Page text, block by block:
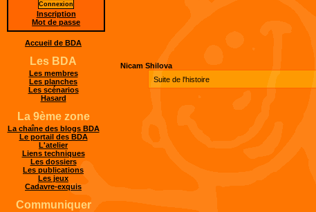
Nicam Shilova
Suite de l'histoire
Inscription
Mot de passe
Accueil de BDA
Les BDA
Les membres
Les planches
Les scénarios
Hasard
La 9ème zone
La chaîne des blogs BDA
Le portail des BDA
L'atelier
Liens techniques
Les dossiers
Les publications
Les jeux
Cadavre-exquis
Communiquer